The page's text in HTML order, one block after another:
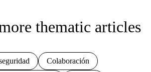
thematic articles
Colaboración